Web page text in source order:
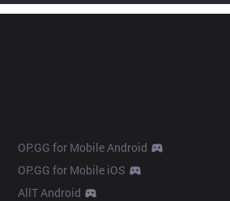
OP.GG for Mobile Android
OP.GG for Mobile iOS
AllT Android